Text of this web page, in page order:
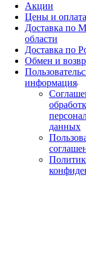
Акции
Цены и оплата
Доставка по
области
Доставка по
Обмен и
информация
данных